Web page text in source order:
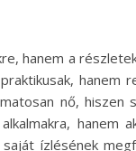
hanem a
hanem
nő, hiszen
hanem
ízlésének